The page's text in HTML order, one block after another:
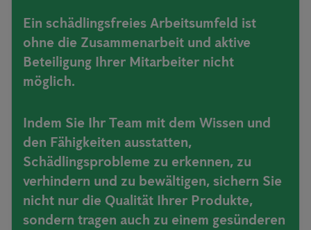
Ein schädlingsfreies Arbeitsumfeld ist
ohne die Zusammenarbeit und aktive
Beteiligung Ihrer Mitarbeiter nicht
möglich.
Indem Sie Ihr Team mit dem Wissen und
den Fähigkeiten ausstatten,
Schädlingsprobleme zu erkennen, zu
verhindern und zu bewältigen, sichern Sie
nicht nur die Qualität Ihrer Produkte,
sondern tragen auch zu einem gesünderen